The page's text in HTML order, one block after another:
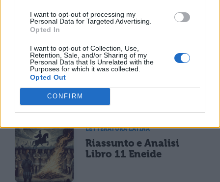
I want to opt-out of processing my
Personal Data for Targeted Advertising.
Opted In
I want to opt-out of Collection, Use,
Retention, Sale, and/or Sharing of my
Personal Data that Is Unrelated with the
Purposes for which it was collected.
Opted Out
CONFIRM
LETTERATURA LATINA
Riassunto libro per
LETTERATURA LATINA
Riassunto e Analisi
Libro 11 Eneide